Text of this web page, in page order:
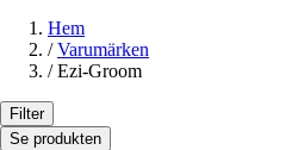
Hem
/ Varumärken
/ Ezi-Groom
Filter
Se produkten